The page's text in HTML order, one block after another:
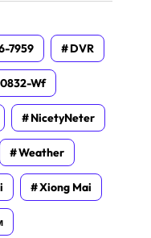
7959 DVR
Wf
NicetyNeter
Weather
Xiong Mai